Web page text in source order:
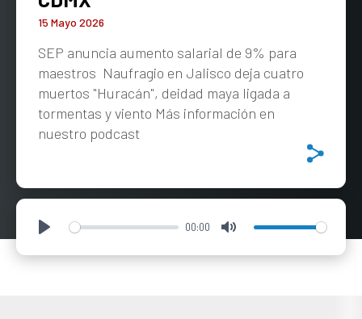
15 Mayo 2026
SEP anuncia aumento salarial de 9% para
maestros Naufragio en Jalisco deja cuatro
muertos "Huracán", deidad maya ligada a
tormentas y viento Más información en
nuestro podcast
Play 00:00 Mute